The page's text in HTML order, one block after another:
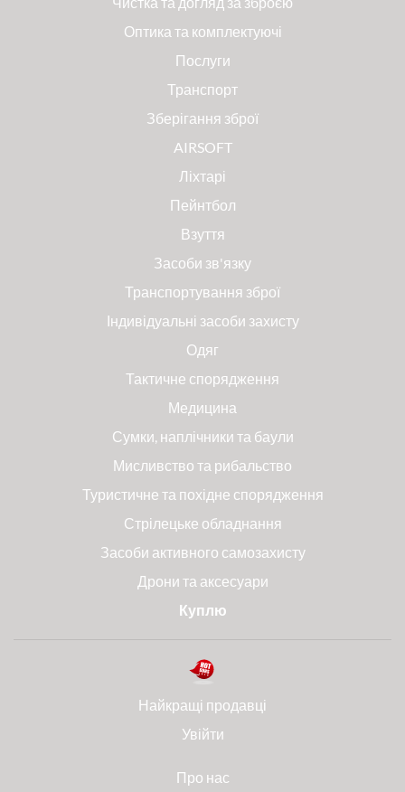
Оптика та комплектуючі
Послуги
Транспорт
Зберігання зброї
AIRSOFT
Ліхтарі
Пейнтбол
Взуття
Засоби зв'язку
Транспортування зброї
Індивідуальні засоби захисту
Одяг
Тактичне спорядження
Медицина
Сумки, наплічники та баули
Мисливство та рибальство
Туристичне та похідне спорядження
Стрілецьке обладнання
Засоби активного самозахисту
Дрони та аксесуари
Куплю
Найкращі продавці
Увійти
Про нас